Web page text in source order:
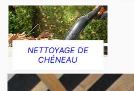
NETTOYAGE DE
CHÉNEAU